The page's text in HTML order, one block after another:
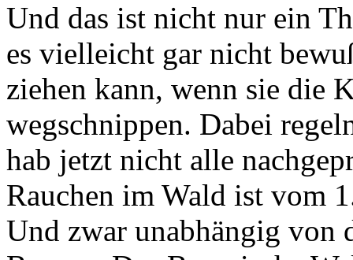
Und das ist nicht nur ein
es vielleicht gar nicht
ziehen kann, wenn sie die
wegschnippen. Dabei
hab jetzt nicht alle
Rauchen im Wald ist vom
Und zwar unabhängig von